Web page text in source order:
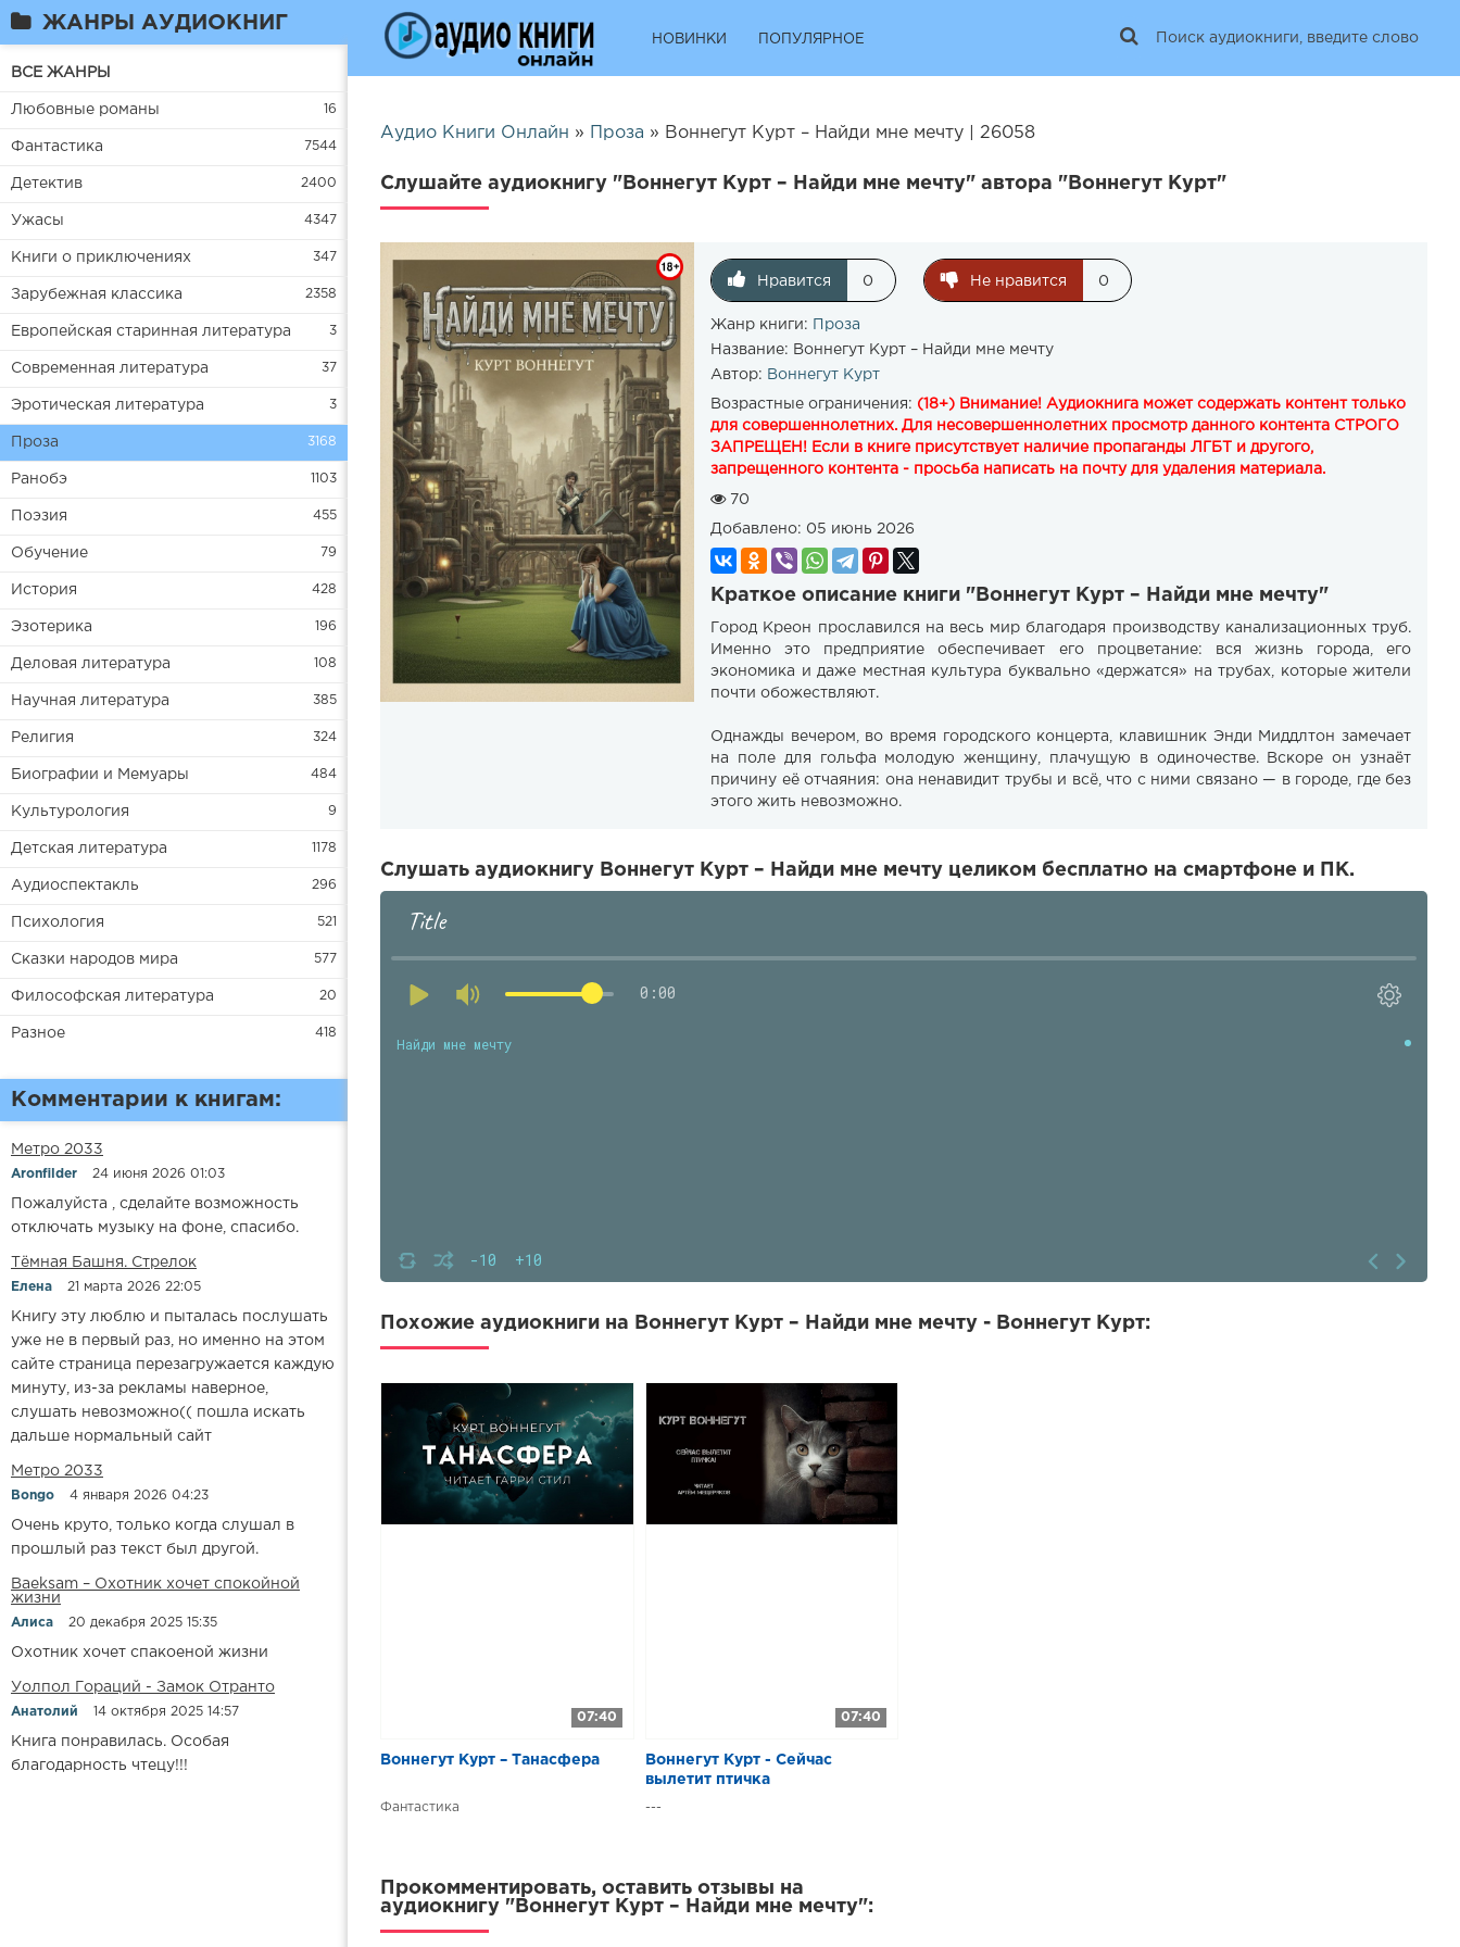
ЖАНРЫ АУДИОКНИГ
ВСЕ ЖАНРЫ
Любовные романы 16
Фантастика 7544
Детектив 2400
Ужасы 4347
Книги о приключениях 347
Зарубежная классика 2358
Европейская старинная литература 3
Современная литература 37
Эротическая литература 3
Проза 3168
Ранобэ 1103
Поэзия 455
Обучение 79
История 428
Эзотерика 196
Деловая литература 108
Научная литература 385
Религия 324
Биографии и Мемуары 484
Культурология 9
Детская литература 1178
Аудиоспектакль 296
Психология 521
Сказки народов мира 577
Философская литература 20
Разное 418
Комментарии к книгам:
Метро 2033
Aronfilder 24 июня 2026 01:03
Пожалуйста , сделайте возможность
отключать музыку на фоне, спасибо.
​​Тёмная Башня. Стрелок
Елена 21 марта 2026 22:05
Книгу эту люблю и пыталась послушать
уже не в первый раз, но именно на этом
сайте страница перезагружается каждую
минуту, из-за рекламы наверное,
слушать невозможно(( пошла искать
дальше нормальный сайт
Метро 2033
Bongo 4 января 2026 04:23
Очень круто, только когда слушал в
прошлый раз текст был другой.
Baeksam – Охотник хочет спокойной
жизни
Алиса 20 декабря 2025 15:35
Охотник хочет спакоеной жизни
Уолпол Гораций - Замок Отранто
Анатолий 14 октября 2025 14:57
Книга понравилась. Особая
благодарность чтецу!!!
НОВИНКИ ПОПУЛЯРНОЕ
Аудио Книги Онлайн » Проза » Воннегут Курт – Найди мне мечту | 26058
Слушайте аудиокнигу "Воннегут Курт – Найди мне мечту" автора "Воннегут Курт"
Нравится 0 Не нравится 0
Жанр книги:
Проза
Название: Воннегут Курт – Найди мне мечту
Автор: Воннегут Курт
Возрастные ограничения: (18+) Внимание! Аудиокнига может содержать контент только
для совершеннолетних. Для несовершеннолетних просмотр данного контента СТРОГО
ЗАПРЕЩЕН! Если в книге присутствует наличие пропаганды ЛГБТ и другого,
запрещенного контента - просьба написать на почту для удаления материала.
70
Добавлено: 05 июнь 2026
Краткое описание книги "Воннегут Курт – Найди мне мечту"
Город Креон прославился на весь мир благодаря производству канализационных труб.
Именно это предприятие обеспечивает его процветание: вся жизнь города, его
экономика и даже местная культура буквально «держатся» на трубах, которые жители
почти обожествляют.
Однажды вечером, во время городского концерта, клавишник Энди Миддлтон замечает
на поле для гольфа молодую женщину, плачущую в одиночестве. Вскоре он узнаёт
причину её отчаяния: она ненавидит трубы и всё, что с ними связано — в городе, где без
этого жить невозможно.
Слушать аудиокнигу Воннегут Курт – Найди мне мечту целиком бесплатно на смартфоне и ПК.
Title
0:00
-10 +10
Найди мне мечту
Похожие аудиокниги на Воннегут Курт – Найди мне мечту - Воннегут Курт:
07:40
Воннегут Курт – Танасфера
Фантастика
07:40
Воннегут Курт - Сейчас
вылетит птичка
---
Прокомментировать, оставить отзывы на
аудиокнигу "Воннегут Курт – Найди мне мечту":